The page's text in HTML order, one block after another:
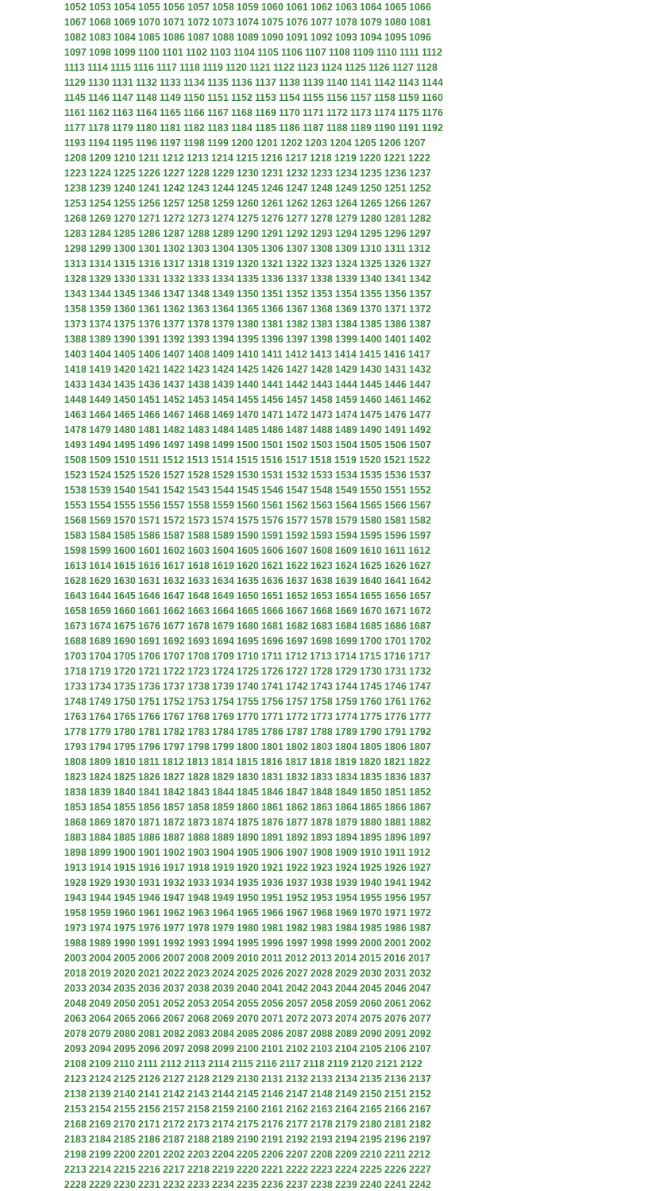
1052 1053 1054 1055 1056 1057 1058 1059 1060 1061 1062 1063 1064 1065 1066
1067 1068 1069 1070 1071 1072 1073 1074 1075 1076 1077 1078 1079 1080 1081
1082 1083 1084 1085 1086 1087 1088 1089 1090 1091 1092 1093 1094 1095 1096
1097 1098 1099 1100 1101 1102 1103 1104 1105 1106 1107 1108 1109 1110 1111 1112
1113 1114 1115 1116 1117 1118 1119 1120 1121 1122 1123 1124 1125 1126 1127 1128
1129 1130 1131 1132 1133 1134 1135 1136 1137 1138 1139 1140 1141 1142 1143 1144
1145 1146 1147 1148 1149 1150 1151 1152 1153 1154 1155 1156 1157 1158 1159 1160
1161 1162 1163 1164 1165 1166 1167 1168 1169 1170 1171 1172 1173 1174 1175 1176
1177 1178 1179 1180 1181 1182 1183 1184 1185 1186 1187 1188 1189 1190 1191 1192
1193 1194 1195 1196 1197 1198 1199 1200 1201 1202 1203 1204 1205 1206 1207
1208 1209 1210 1211 1212 1213 1214 1215 1216 1217 1218 1219 1220 1221 1222
1223 1224 1225 1226 1227 1228 1229 1230 1231 1232 1233 1234 1235 1236 1237
1238 1239 1240 1241 1242 1243 1244 1245 1246 1247 1248 1249 1250 1251 1252
1253 1254 1255 1256 1257 1258 1259 1260 1261 1262 1263 1264 1265 1266 1267
1268 1269 1270 1271 1272 1273 1274 1275 1276 1277 1278 1279 1280 1281 1282
1283 1284 1285 1286 1287 1288 1289 1290 1291 1292 1293 1294 1295 1296 1297
1298 1299 1300 1301 1302 1303 1304 1305 1306 1307 1308 1309 1310 1311 1312
1313 1314 1315 1316 1317 1318 1319 1320 1321 1322 1323 1324 1325 1326 1327
1328 1329 1330 1331 1332 1333 1334 1335 1336 1337 1338 1339 1340 1341 1342
1343 1344 1345 1346 1347 1348 1349 1350 1351 1352 1353 1354 1355 1356 1357
1358 1359 1360 1361 1362 1363 1364 1365 1366 1367 1368 1369 1370 1371 1372
1373 1374 1375 1376 1377 1378 1379 1380 1381 1382 1383 1384 1385 1386 1387
1388 1389 1390 1391 1392 1393 1394 1395 1396 1397 1398 1399 1400 1401 1402
1403 1404 1405 1406 1407 1408 1409 1410 1411 1412 1413 1414 1415 1416 1417
1418 1419 1420 1421 1422 1423 1424 1425 1426 1427 1428 1429 1430 1431 1432
1433 1434 1435 1436 1437 1438 1439 1440 1441 1442 1443 1444 1445 1446 1447
1448 1449 1450 1451 1452 1453 1454 1455 1456 1457 1458 1459 1460 1461 1462
1463 1464 1465 1466 1467 1468 1469 1470 1471 1472 1473 1474 1475 1476 1477
1478 1479 1480 1481 1482 1483 1484 1485 1486 1487 1488 1489 1490 1491 1492
1493 1494 1495 1496 1497 1498 1499 1500 1501 1502 1503 1504 1505 1506 1507
1508 1509 1510 1511 1512 1513 1514 1515 1516 1517 1518 1519 1520 1521 1522
1523 1524 1525 1526 1527 1528 1529 1530 1531 1532 1533 1534 1535 1536 1537
1538 1539 1540 1541 1542 1543 1544 1545 1546 1547 1548 1549 1550 1551 1552
1553 1554 1555 1556 1557 1558 1559 1560 1561 1562 1563 1564 1565 1566 1567
1568 1569 1570 1571 1572 1573 1574 1575 1576 1577 1578 1579 1580 1581 1582
1583 1584 1585 1586 1587 1588 1589 1590 1591 1592 1593 1594 1595 1596 1597
1598 1599 1600 1601 1602 1603 1604 1605 1606 1607 1608 1609 1610 1611 1612
1613 1614 1615 1616 1617 1618 1619 1620 1621 1622 1623 1624 1625 1626 1627
1628 1629 1630 1631 1632 1633 1634 1635 1636 1637 1638 1639 1640 1641 1642
1643 1644 1645 1646 1647 1648 1649 1650 1651 1652 1653 1654 1655 1656 1657
1658 1659 1660 1661 1662 1663 1664 1665 1666 1667 1668 1669 1670 1671 1672
1673 1674 1675 1676 1677 1678 1679 1680 1681 1682 1683 1684 1685 1686 1687
1688 1689 1690 1691 1692 1693 1694 1695 1696 1697 1698 1699 1700 1701 1702
1703 1704 1705 1706 1707 1708 1709 1710 1711 1712 1713 1714 1715 1716 1717
1718 1719 1720 1721 1722 1723 1724 1725 1726 1727 1728 1729 1730 1731 1732
1733 1734 1735 1736 1737 1738 1739 1740 1741 1742 1743 1744 1745 1746 1747
1748 1749 1750 1751 1752 1753 1754 1755 1756 1757 1758 1759 1760 1761 1762
1763 1764 1765 1766 1767 1768 1769 1770 1771 1772 1773 1774 1775 1776 1777
1778 1779 1780 1781 1782 1783 1784 1785 1786 1787 1788 1789 1790 1791 1792
1793 1794 1795 1796 1797 1798 1799 1800 1801 1802 1803 1804 1805 1806 1807
1808 1809 1810 1811 1812 1813 1814 1815 1816 1817 1818 1819 1820 1821 1822
1823 1824 1825 1826 1827 1828 1829 1830 1831 1832 1833 1834 1835 1836 1837
1838 1839 1840 1841 1842 1843 1844 1845 1846 1847 1848 1849 1850 1851 1852
1853 1854 1855 1856 1857 1858 1859 1860 1861 1862 1863 1864 1865 1866 1867
1868 1869 1870 1871 1872 1873 1874 1875 1876 1877 1878 1879 1880 1881 1882
1883 1884 1885 1886 1887 1888 1889 1890 1891 1892 1893 1894 1895 1896 1897
1898 1899 1900 1901 1902 1903 1904 1905 1906 1907 1908 1909 1910 1911 1912
1913 1914 1915 1916 1917 1918 1919 1920 1921 1922 1923 1924 1925 1926 1927
1928 1929 1930 1931 1932 1933 1934 1935 1936 1937 1938 1939 1940 1941 1942
1943 1944 1945 1946 1947 1948 1949 1950 1951 1952 1953 1954 1955 1956 1957
1958 1959 1960 1961 1962 1963 1964 1965 1966 1967 1968 1969 1970 1971 1972
1973 1974 1975 1976 1977 1978 1979 1980 1981 1982 1983 1984 1985 1986 1987
1988 1989 1990 1991 1992 1993 1994 1995 1996 1997 1998 1999 2000 2001 2002
2003 2004 2005 2006 2007 2008 2009 2010 2011 2012 2013 2014 2015 2016 2017
2018 2019 2020 2021 2022 2023 2024 2025 2026 2027 2028 2029 2030 2031 2032
2033 2034 2035 2036 2037 2038 2039 2040 2041 2042 2043 2044 2045 2046 2047
2048 2049 2050 2051 2052 2053 2054 2055 2056 2057 2058 2059 2060 2061 2062
2063 2064 2065 2066 2067 2068 2069 2070 2071 2072 2073 2074 2075 2076 2077
2078 2079 2080 2081 2082 2083 2084 2085 2086 2087 2088 2089 2090 2091 2092
2093 2094 2095 2096 2097 2098 2099 2100 2101 2102 2103 2104 2105 2106 2107
2108 2109 2110 2111 2112 2113 2114 2115 2116 2117 2118 2119 2120 2121 2122
2123 2124 2125 2126 2127 2128 2129 2130 2131 2132 2133 2134 2135 2136 2137
2138 2139 2140 2141 2142 2143 2144 2145 2146 2147 2148 2149 2150 2151 2152
2153 2154 2155 2156 2157 2158 2159 2160 2161 2162 2163 2164 2165 2166 2167
2168 2169 2170 2171 2172 2173 2174 2175 2176 2177 2178 2179 2180 2181 2182
2183 2184 2185 2186 2187 2188 2189 2190 2191 2192 2193 2194 2195 2196 2197
2198 2199 2200 2201 2202 2203 2204 2205 2206 2207 2208 2209 2210 2211 2212
2213 2214 2215 2216 2217 2218 2219 2220 2221 2222 2223 2224 2225 2226 2227
2228 2229 2230 2231 2232 2233 2234 2235 2236 2237 2238 2239 2240 2241 2242